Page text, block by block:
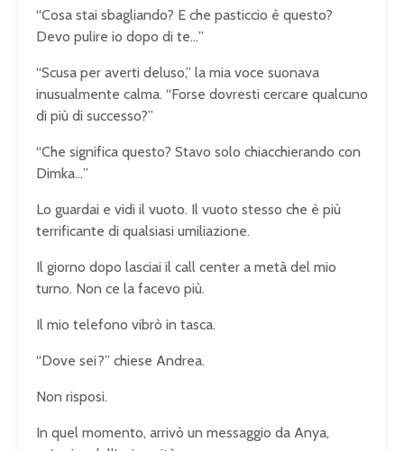
“Cosa stai sbagliando? E che pasticcio è questo?
Devo pulire io dopo di te…”
“Scusa per averti deluso,” la mia voce suonava
inusualmente calma. “Forse dovresti cercare qualcuno
di più di successo?”
“Che significa questo? Stavo solo chiacchierando con
Dimka…”
Lo guardai e vidi il vuoto. Il vuoto stesso che è più
terrificante di qualsiasi umiliazione.
Il giorno dopo lasciai il call center a metà del mio
turno. Non ce la facevo più.
Il mio telefono vibrò in tasca.
“Dove sei?” chiese Andrea.
Non risposi.
In quel momento, arrivò un messaggio da Anya,